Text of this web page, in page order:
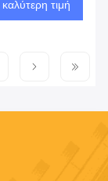
καλύτερη τιμή